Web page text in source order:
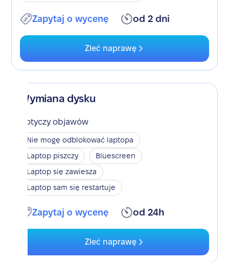
Zapytaj o wycenę od 2 dni
Zleć naprawę
Wymiana dysku
Dotyczy objawów
Nie mogę odblokować laptopa
Laptop piszczy
Bluescreen
Laptop się zawiesza
Laptop sam się restartuje
Zapytaj o wycenę od 24h
Zleć naprawę